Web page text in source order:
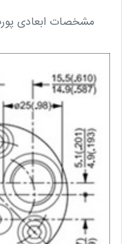
مشخصات ابعادی